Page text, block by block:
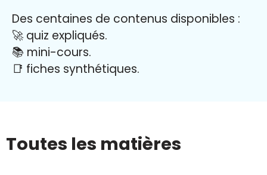
Des centaines de contenus disponibles :
🚀 quiz expliqués.
📚 mini-cours.
📑 fiches synthétiques.
Toutes les matières